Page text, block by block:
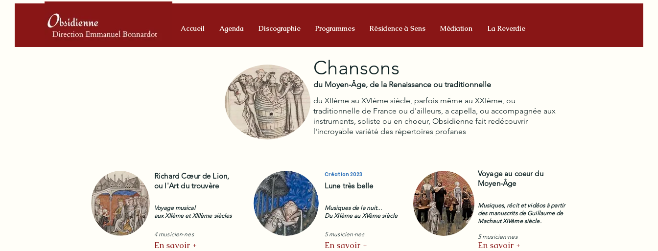
Accueil Agenda Discographie Programmes Résidence à Sens Médiation La Reverdie
Chansons
du Moyen-Âge, de la Renaissance ou traditionnelle
du XIIème au XVIème siècle, parfois même au XXIème, ou
traditionnelle de France ou d'ailleurs, a capella, ou accompagnée aux
instruments, soliste ou en choeur, Obsidienne fait redécouvrir
l'incroyable variété des répertoires profanes
Richard Cœur de Lion,
ou l'Art du trouvère
Voyage musical
aux XIIème et XIIIème siècles
4 musicien·nes
En savoir +
Création 2023
Lune très belle
Musiques de la nuit...
Du XIIème au XVème siècle
5 musicien·nes
En savoir +
Voyage au coeur du
Moyen-Âge
Musiques, récit et vidéos à partir
des manuscrits de Guillaume de
Machaut XIVème siècle.
5 musicien·nes
En savoir +